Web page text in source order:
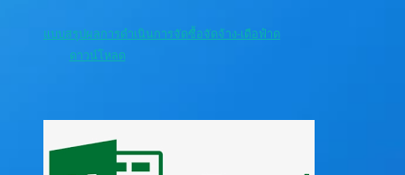
แบบสรุปผลการดำเนินการจัดซื้อจัดจ้าง-เดือฟำด
ดาวน์โหลด